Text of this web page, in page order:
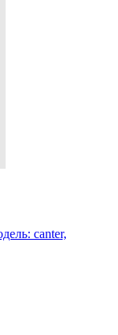
canter,